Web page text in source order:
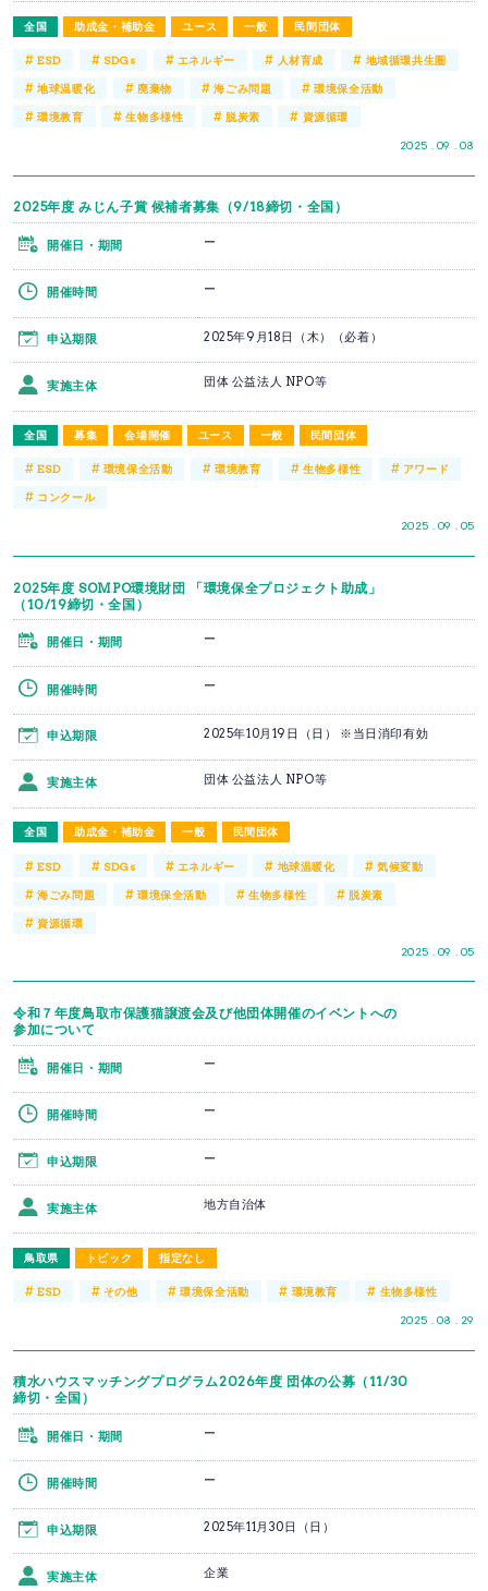
全国 助成金・補助金 ユース 一般 民間団体
2025 . 09 . 08
#ESD # SDGs # エネルギー # 人材育成 # 地域循環共生圏
#地球温暖化 # 廃棄物 #海ごみ問題 #環境保全活動
#環境教育 #生物多様性 #脱炭素 # 資源循環
2025年度 みじん子賞 候補者募集（9/18締切・全国）
全国 募集 会場開催 ユース 一般 民間団体
2025 . 09 . 05
開催日・期間 ー
開催時間 ー
申込期限 2025年9月18日（木）（必着）
実施主体 団体 公益法人 NPO等
#ESD # 環境保全活動 #環境教育 #生物多様性 # アワード
# コンクール
2025年度 SOMPO環境財団 「環境保全プロジェクト助成」
（10/19締切・全国）
全国 助成金・補助金 一般 民間団体
2025 . 09 . 05
開催日・期間 ー
開催時間 ー
申込期限 2025年10月19日（日） ※当日消印有効
実施主体 団体 公益法人 NPO等
#ESD # SDGs # エネルギー # 地球温暖化 #気候変動
#海ごみ問題 # 環境保全活動 #生物多様性 # 脱炭素
#資源循環
令和７年度鳥取市保護猫譲渡会及び他団体開催のイベントへの
参加について
鳥取県 トピック 指定なし
2025 . 08 . 29
開催日・期間 ー
開催時間 ー
申込期限 ー
実施主体 地方自治体
#ESD # その他 #環境保全活動 # 環境教育 # 生物多様性
積水ハウスマッチングプログラム2026年度 団体の公募（11/30
締切・全国）
開催日・期間 ー
開催時間 ー
申込期限 2025年11月30日（日）
実施主体 企業